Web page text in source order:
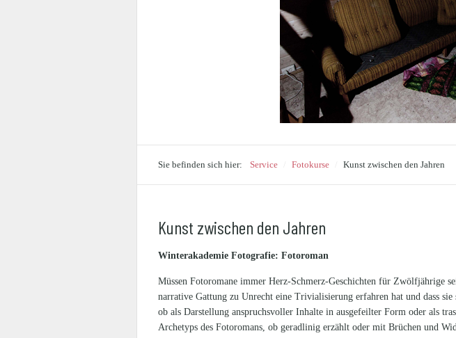
Sie befinden sich hier: Service Fotokurse Kunst zwischen den Jahren
Kunst zwischen den Jahren
Winterakademie Fotografie: Fotoroman
Müssen Fotoromane immer Herz-Schmerz-Geschichten für Zwölfjährige
narrative Gattung zu Unrecht eine Trivialisierung erfahren hat und dass
ob als Darstellung anspruchsvoller Inhalte in ausgefeilter Form oder als
Archetyps des Fotoromans, ob geradlinig erzählt oder mit Brüchen und